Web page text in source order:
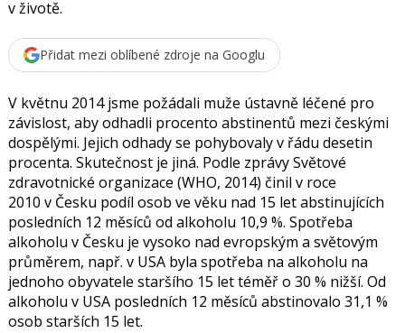
v životě.
Přidat mezi oblíbené zdroje na Googlu
V květnu 2014 jsme požádali muže ústavně léčené pro
závislost, aby odhadli procento abstinentů mezi českými
dospělými. Jejich odhady se pohybovaly v řádu desetin
procenta. Skutečnost je jiná. Podle zprávy Světové
zdravotnické organizace (WHO, 2014) činil v roce
2010 v Česku podíl osob ve věku nad 15 let abstinujících
posledních 12 měsíců od alkoholu 10,9 %. Spotřeba
alkoholu v Česku je vysoko nad evropským a světovým
průměrem, např. v USA byla spotřeba na alkoholu na
jednoho obyvatele staršího 15 let téměř o 30 % nižší. Od
alkoholu v USA posledních 12 měsíců abstinovalo 31,1 %
osob starších 15 let.